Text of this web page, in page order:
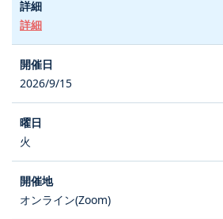
詳細
2026/9/15
火
オンライン(Zoom)